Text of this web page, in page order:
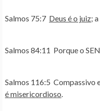
Salmos 75:7 Deus é o juiz;
Salmos 84:11 Porque o
Salmos 116:5 Compassivo
é misericordioso.